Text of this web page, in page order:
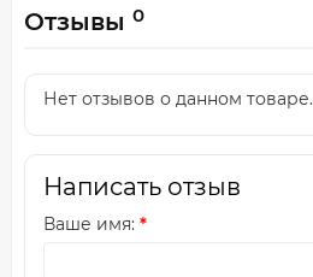
Отзывы 0
Нет отзывов о данном товаре.
Написать отзыв
Ваше имя: